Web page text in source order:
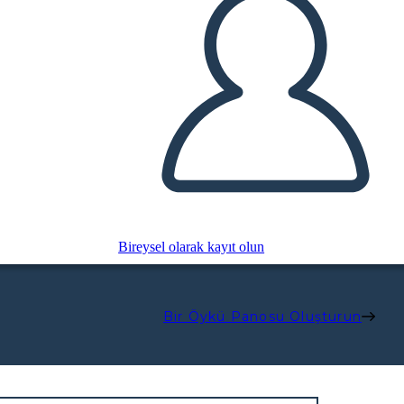
Bireysel olarak kayıt olun
Bir Öykü Panosu Oluşturun